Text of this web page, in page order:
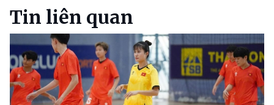
Tin liên quan